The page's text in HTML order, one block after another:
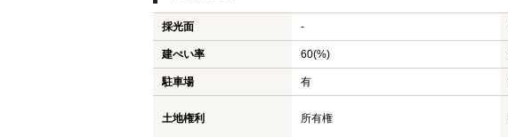
採光面 -
建ぺい率 60(%)
駐車場 有
土地権利 所有権